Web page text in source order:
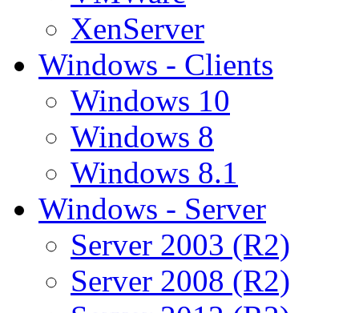
XenServer
Windows - Clients
Windows 10
Windows 8
Windows 8.1
Windows - Server
Server 2003 (R2)
Server 2008 (R2)